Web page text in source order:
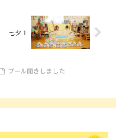
七夕１
プール開きしました